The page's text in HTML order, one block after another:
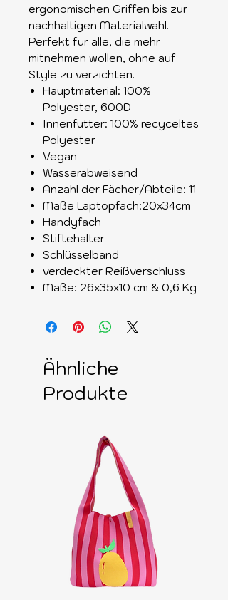
ergonomischen Griffen bis zur
nachhaltigen Materialwahl.
Perfekt für alle, die mehr
mitnehmen wollen, ohne auf
Style zu verzichten.
Hauptmaterial: 100%
Polyester, 600D
Innenfutter: 100% recyceltes
Polyester
Vegan
Wasserabweisend
Anzahl der Fächer/Abteile: 11
Maße Laptopfach:20x34cm
Handyfach
Stiftehalter
Schlüsselband
verdeckter Reißverschluss
Maße: 26x35x10 cm & 0,6 Kg
Ähnliche
Produkte